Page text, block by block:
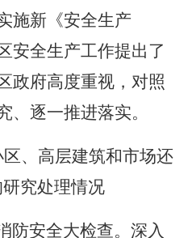
施新 《安全生产
安全生产工作提出了
政府高度重视，对照
、逐一推进落实。
区、高层建筑和市场还
究处理情况
防安全大检查。 深入